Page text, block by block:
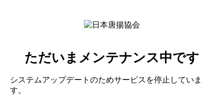
ただいまメンテナンス中です
システムアップデートのためサービスを停止していま
す。